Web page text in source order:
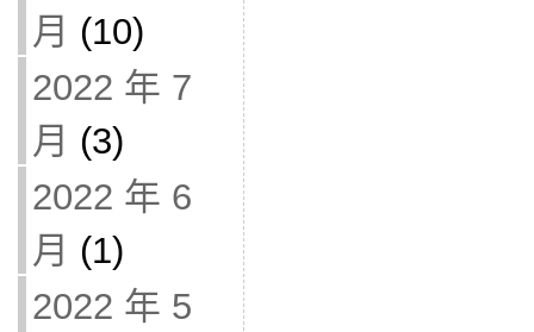
月 (10)
2022 年 7
月 (3)
2022 年 6
月 (1)
2022 年 5